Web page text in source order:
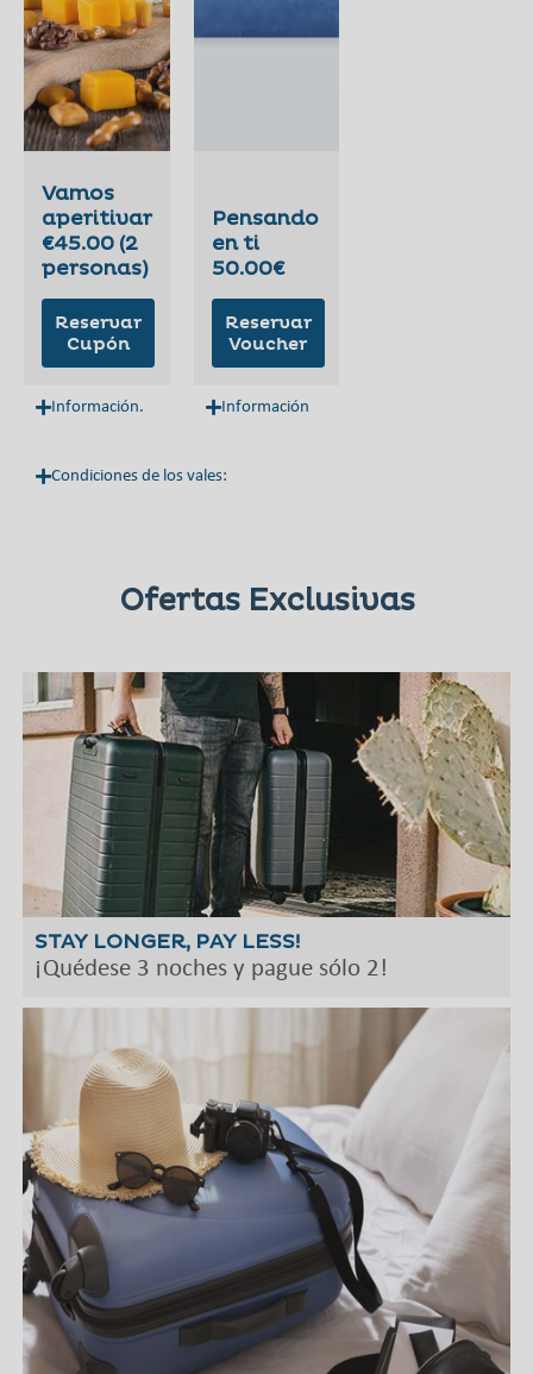
Vamos
aperitivar
€45.00 (2
personas)
Reservar
Cupón
Información.
Pensando
en ti
50.00€
Reservar
Voucher
Información
Condiciones de los vales:
Ofertas Exclusivas
STAY LONGER, PAY LESS!
¡Quédese 3 noches y pague sólo 2!